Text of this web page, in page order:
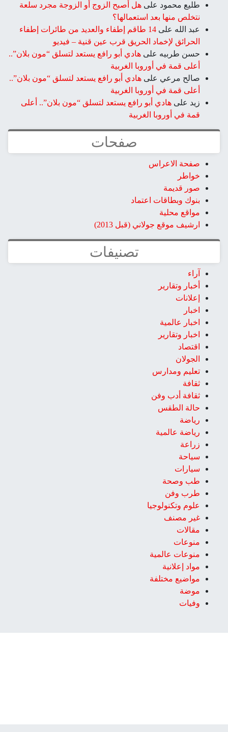
طليع محمود على هل أصبح الزوج أو الزوجة مجرد سلعة
نتخلص منها بعد استعمالها؟
عبد الله على
14 طاقم إطفاء والعديد من طائرات إطفاء
الحرائق لإخماد الحريق قرب عين قنية – فيديو
حسن طربيه على هادي أبو رافع يستعد لتسلق “مون بلان”..
أعلى قمة في أوروبا الغربية
صالح مرعي على هادي أبو رافع يستعد لتسلق “مون بلان”..
أعلى قمة في أوروبا الغربية
زيد على هادي أبو رافع يستعد لتسلق “مون بلان”.. أعلى
قمة في أوروبا الغربية
صفحات
صفحة الاعراس
خواطر
صور قديمة
بنوك وبطاقات اعتماد
مواقع محلية
ارشيف موقع جولاني (قبل 2013)
تصنيفات
آراء
أخبار وتقارير
إعلانات
اخبار
اخبار عالمية
اخبار وتقارير
اقتصاد
الجولان
تعليم ومدارس
ثقافة
ثقافة أدب وفن
حالة الطقس
رياضة
رياضة عالمية
زراعة
سياحة
سيارات
طب وصحة
طرب وفن
علوم وتكنولوجيا
غير مصنف
مقالات
منوعات
منوعات عالمية
مواد إعلانية
مواضيع مختلفة
موضة
وفيات